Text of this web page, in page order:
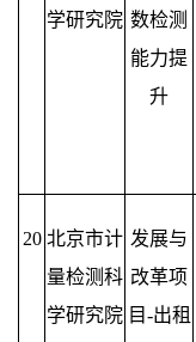
学研究院 数检测
能力提
升
20 北京市计
量检测科
学研究院
发展与
改革项
目-出租